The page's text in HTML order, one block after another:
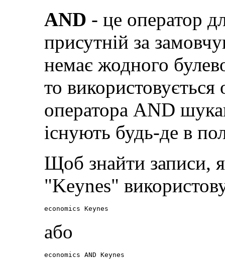
AND - це оператор
присутній за
немає жодного
то
оператора AND
існують будь-де в
Щоб знайти записи,
"Keynes"
economics Keynes
або
economics AND Keynes